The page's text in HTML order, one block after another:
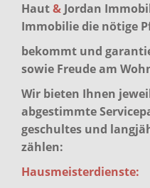
Haut& Jordan
Immobilie die nötige
bekommt und
sowie Freude am
Wir bieten Ihnen
abgestimmte
geschultes und
zählen:
Hausmeisterdienste: